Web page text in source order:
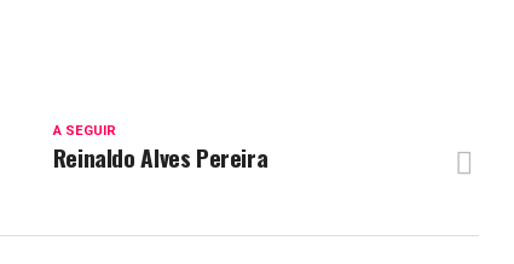
A SEGUIR
Reinaldo Alves Pereira